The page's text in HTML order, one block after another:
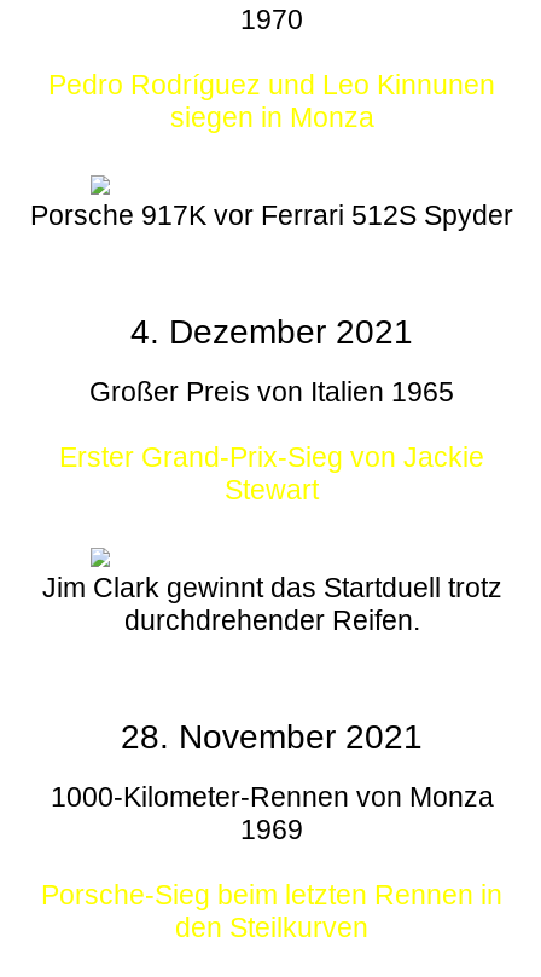
1970
Pedro Rodríguez und Leo Kinnunen
siegen in Monza
Porsche 917K vor Ferrari 512S Spyder
4. Dezember 2021
Großer Preis von Italien 1965
Erster Grand-Prix-Sieg von Jackie
Stewart
Jim Clark gewinnt das Startduell trotz
durchdrehender Reifen.
28. November 2021
1000-Kilometer-Rennen von Monza
1969
Porsche-Sieg beim letzten Rennen in
den Steilkurven